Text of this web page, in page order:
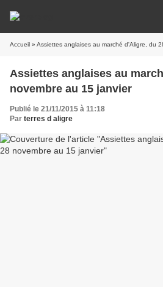
Accueil » Assiettes anglaises au marché d'Aligre, du
Assiettes anglaises au
novembre au 15 janvier
Publié le 21/11/2015 à 11:18
Par terres d aligre